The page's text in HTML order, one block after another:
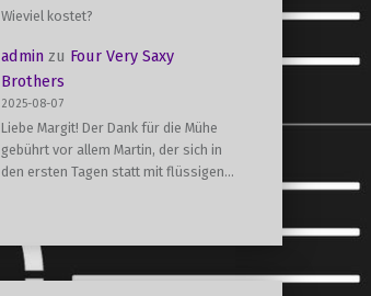
Wieviel kostet?
adminzu Four Very Saxy
Brothers
2025-08-07
Liebe Margit! Der Dank für die Mühe
gebührt vor allem Martin, der sich in
den ersten Tagen statt mit flüssigen…